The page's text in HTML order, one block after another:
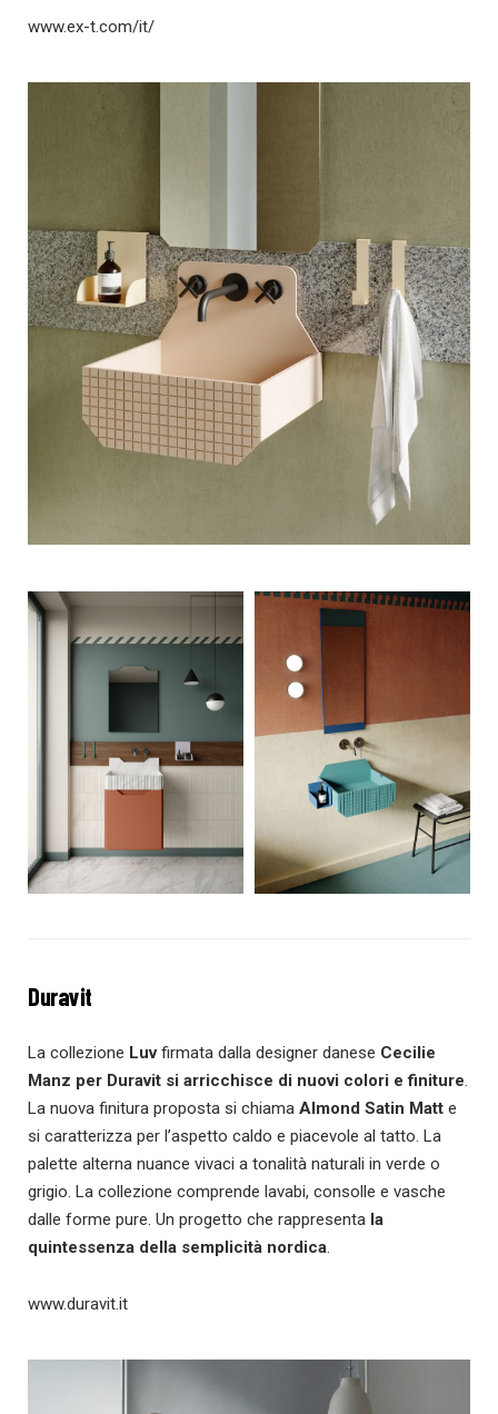
www.ex-t.com/it/
Duravit
La collezione Luvfirmata dalla designer danese Cecilie
Manz per Duravit si arricchisce di nuovi colori e finiture.
La nuova finitura proposta si chiama Almond Satin Matt e
si caratterizza per l’aspetto caldo e piacevole al tatto. La
palette alterna nuance vivaci a tonalità naturali in verde o
grigio. La collezione comprende lavabi, consolle e vasche
dalle forme pure. Un progetto che rappresenta la
quintessenza della semplicità nordica.
www.duravit.it